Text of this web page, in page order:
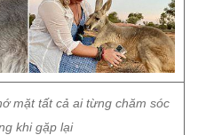
mặt tất cả ai từng chăm sóc
khi gặp lại